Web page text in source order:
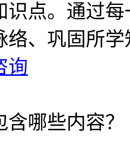
识点。通过
络、巩固所学
询
哪些内容？